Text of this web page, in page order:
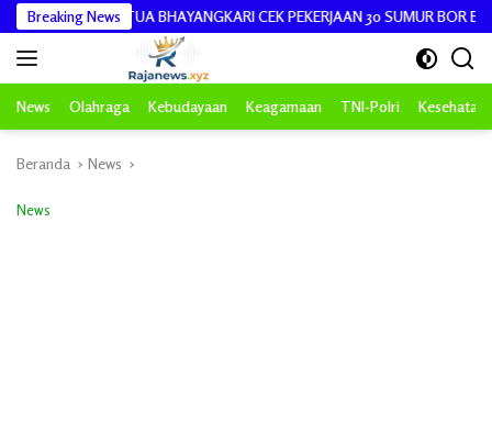
Langsung
ke
konten
Breaking News
KETUA BHAYANGKARI CEK PEKERJAAN 30 SUMUR BOR
News Olahraga Kebudayaan Keagamaan TNI-Polri Kesehatan
Beranda News
News